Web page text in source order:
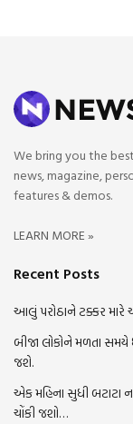
We bring you the
news, magazine,
features & demos.
LEARN MORE »
Recent Posts
આલું પરોઠાને ટક્કર મારે
બીજા લોકોને મળતા સમયે
જશે.
એક મહિના સુધી બટાટા
ચોંકી જશો…